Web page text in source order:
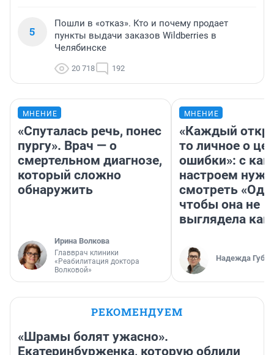
5
Пошли в «отказ». Кто и почему продает
пункты выдачи заказов Wildberries в
Челябинске
20 718 192
МНЕНИЕ
«Спуталась речь, понес
пургу». Врач — о
смертельном диагнозе,
который сложно
обнаружить
Ирина Волкова
Главврач клиники
«Реабилитация доктора
Волковой»
МНЕНИЕ
«Каждый
то личное о
ошибки»: с
настроем
смотреть
чтобы она не
выглядела как
Надежда
РЕКОМЕНДУЕМ
«Шрамы болят ужасно».
Екатеринбурженка, которую облили